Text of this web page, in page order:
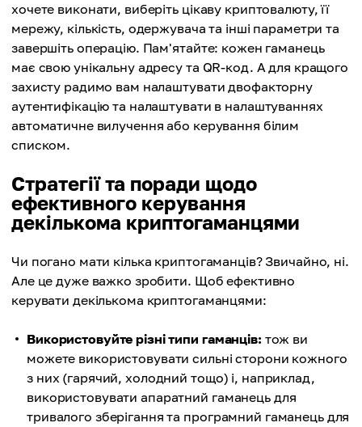
хочете виконати, виберіть цікаву криптовалюту, її
мережу, кількість, одержувача та інші параметри та
завершіть операцію. Пам'ятайте: кожен гаманець
має свою унікальну адресу та QR-код. А для кращого
захисту радимо вам налаштувати двофакторну
аутентифікацію та налаштувати в налаштуваннях
автоматичне вилучення або керування білим
списком.
Стратегії та поради щодо
ефективного керування
декількома криптогаманцями
Чи погано мати кілька криптогаманців? Звичайно, ні.
Але це дуже важко зробити. Щоб ефективно
керувати декількома криптогаманцями:
Використовуйте різні типи гаманців: тож ви
можете використовувати сильні сторони кожного
з них (гарячий, холодний тощо) і, наприклад,
використовувати апаратний гаманець для
тривалого зберігання та програмний гаманець для